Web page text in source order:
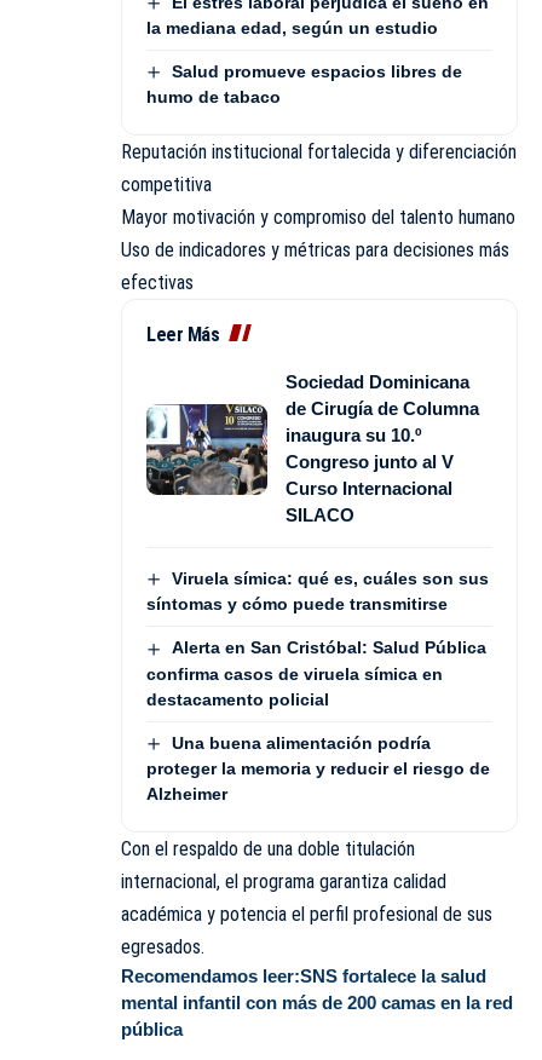
la mediana edad, según un estudio
Salud promueve espacios libres de
humo de tabaco
Reputación institucional fortalecida y diferenciación
competitiva
Mayor motivación y compromiso del talento humano
Uso de indicadores y métricas para decisiones más
efectivas
Leer Más
Sociedad Dominicana
de Cirugía de Columna
inaugura su 10.º
Congreso junto al V
Curso Internacional
SILACO
Viruela símica: qué es, cuáles son sus
síntomas y cómo puede transmitirse
Alerta en San Cristóbal: Salud Pública
confirma casos de viruela símica en
destacamento policial
Una buena alimentación podría
proteger la memoria y reducir el riesgo de
Alzheimer
Con el respaldo de una doble titulación
internacional, el programa garantiza calidad
académica y potencia el perfil profesional de sus
egresados.
Recomendamos leer:SNS fortalece la salud
mental infantil con más de 200 camas en la red
pública